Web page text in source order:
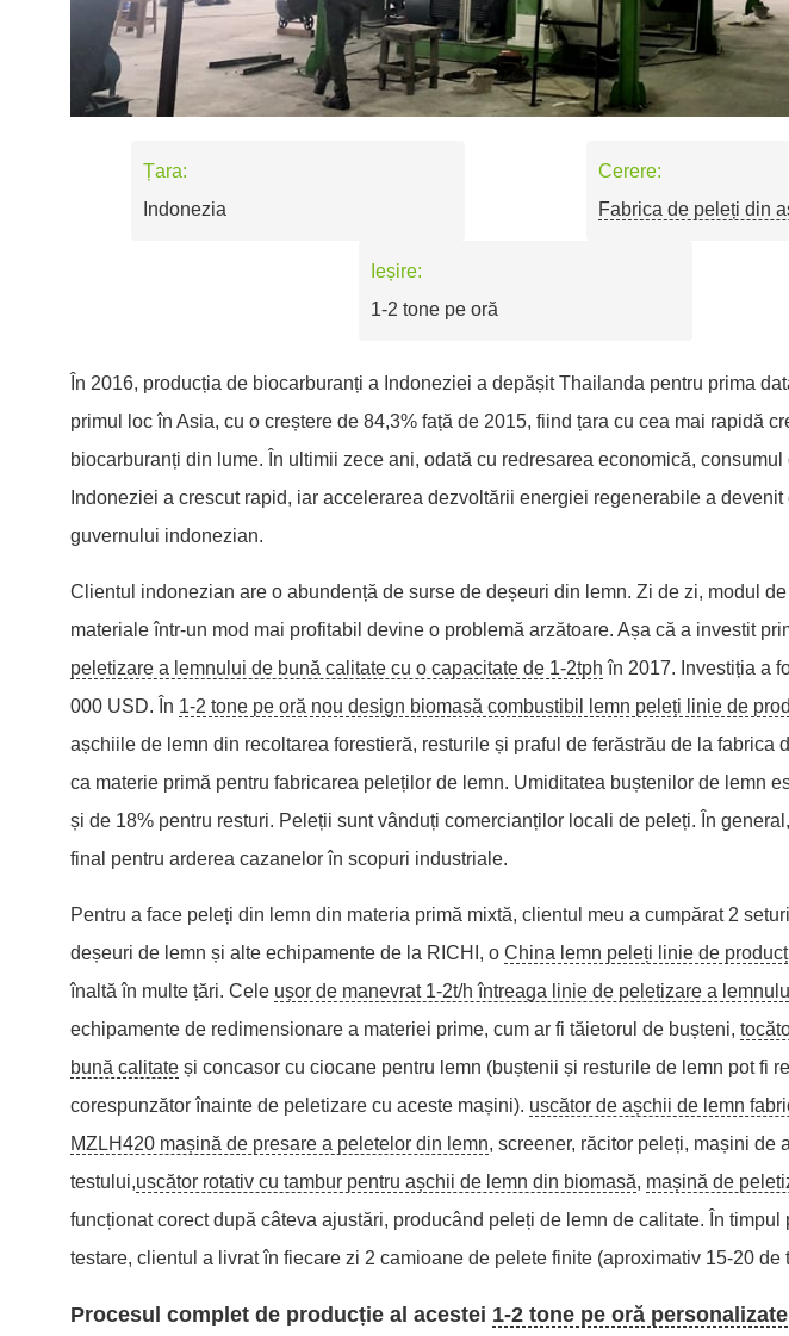
Țara:
Indonezia
Cerere:
Fabrica de peleți din
Ieșire:
1-2 tone pe oră
În 2016, producția de biocarburanți a Indoneziei a depășit Thailanda pentru prima
primul loc în Asia, cu o creștere de 84,3% față de 2015, fiind țara cu cea mai rapidă
biocarburanți din lume. În ultimii zece ani, odată cu redresarea economică, consumul
Indoneziei a crescut rapid, iar accelerarea dezvoltării energiei regenerabile a
guvernului indonezian.
Clientul indonezian are o abundență de surse de deșeuri din lemn. Zi de zi, modul
materiale într-un mod mai profitabil devine o problemă arzătoare. Așa că a investit
peletizare a lemnului de bună calitate cu o capacitate de 1-2tph în 2017. Investiția a
000 USD. În 1-2 tone pe oră nou design biomasă combustibil lemn peleți linie de
așchiile de lemn din recoltarea forestieră, resturile și praful de ferăstrău de la fabrica
ca materie primă pentru fabricarea peleților de lemn. Umiditatea buștenilor de lemn
și de 18% pentru resturi. Peleții sunt vânduți comercianților locali de peleți. În
final pentru arderea cazanelor în scopuri industriale.
Pentru a face peleți din lemn din materia primă mixtă, clientul meu a cumpărat 2
deșeuri de lemn și alte echipamente de la RICHI, o China lemn peleți linie de
înaltă în multe țări. Cele ușor de manevrat 1-2t/h întreaga linie de peletizare a
echipamente de redimensionare a materiei prime, cum ar fi tăietorul de bușteni,
bună calitate și concasor cu ciocane pentru lemn (buștenii și resturile de lemn pot fi
corespunzător înainte de peletizare cu aceste mașini). uscător de așchii de lemn
MZLH420 mașină de presare a peletelor din lemn, screener, răcitor peleți, mașini de
testului,uscător rotativ cu tambur pentru așchii de lemn din biomasă, mașină de
funcționat corect după câteva ajustări, producând peleți de lemn de calitate. În timpul
testare, clientul a livrat în fiecare zi 2 camioane de pelete finite (aproximativ 15-20 de
Procesul complet de producție al acestei 1-2 tone pe oră